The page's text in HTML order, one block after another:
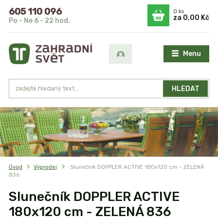
Menu
HLEDAT
605 110 096
Po - Ne 6 - 22 hod.
0ks
za 0,00 Kč
Úvod Výprodej
Slunečník DOPPLER ACTIVE 180x120 cm - ZELENÁ
836
Slunečník DOPPLER ACTIVE
180x120 cm - ZELENÁ 836